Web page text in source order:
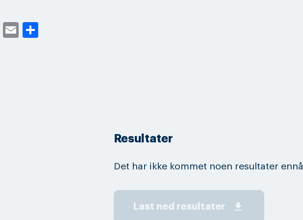
Email
Resultater
Det har ikke kommet noen resultater ennå
Last ned resultater get_app